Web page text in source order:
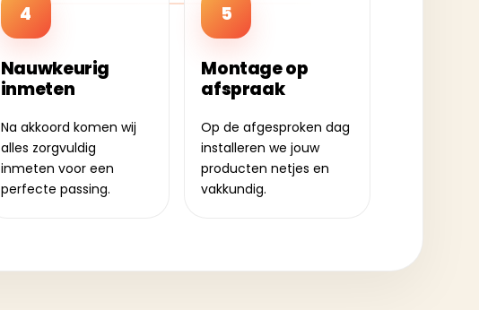
4
Nauwkeurig
inmeten
Na akkoord komen wij
alles zorgvuldig
inmeten voor een
perfecte passing.
5
Montage op
afspraak
Op de afgesproken dag
installeren we jouw
producten netjes en
vakkundig.